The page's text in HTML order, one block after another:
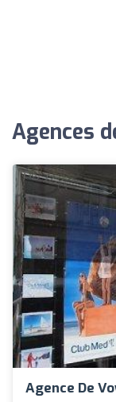
Agences
Agence De